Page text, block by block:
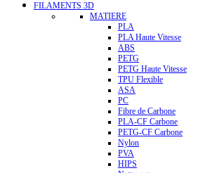
FILAMENTS 3D
MATIERE
PLA
PLA Haute Vitesse
ABS
PETG
PETG Haute Vitesse
TPU Flexible
ASA
PC
Fibre de Carbone
PLA-CF Carbone
PETG-CF Carbone
Nylon
PVA
HIPS